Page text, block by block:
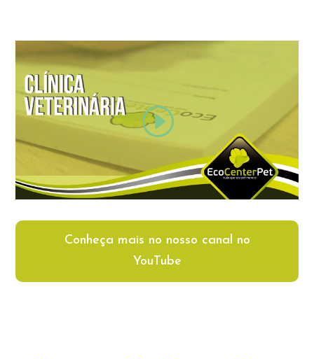
Conheça mais no nosso canal no
YouTube